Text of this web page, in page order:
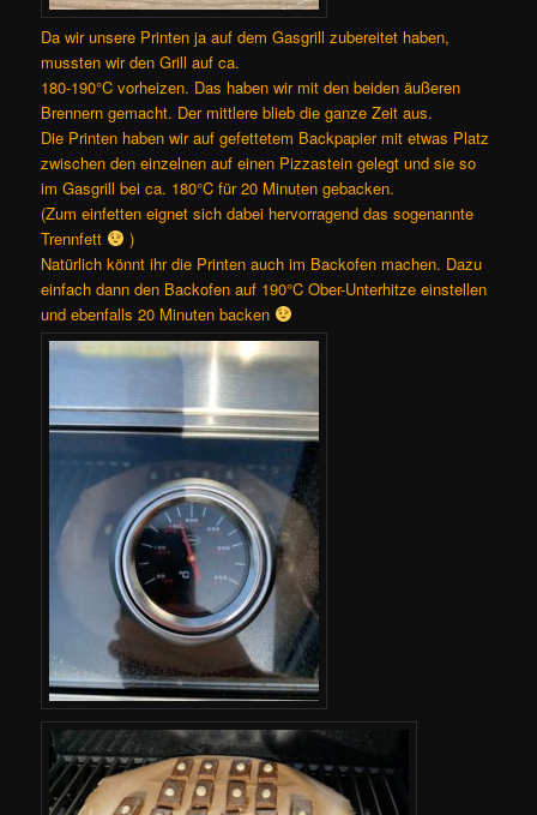
Da wir unsere Printen ja auf dem Gasgrill zubereitet haben,
mussten wir den Grill auf ca.
180-190°C vorheizen. Das haben wir mit den beiden äußeren
Brennern gemacht. Der mittlere blieb die ganze Zeit aus.
Die Printen haben wir auf gefettetem Backpapier mit etwas Platz
zwischen den einzelnen auf einen Pizzastein gelegt und sie so
im Gasgrill bei ca. 180°C für 20 Minuten gebacken.
(Zum einfetten eignet sich dabei hervorragend das sogenannte
Trennfett
)
Natürlich könnt ihr die Printen auch im Backofen machen. Dazu
einfach dann den Backofen auf 190°C Ober-Unterhitze einstellen
und ebenfalls 20 Minuten backen